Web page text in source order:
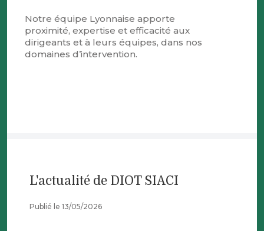
Notre équipe Lyonnaise apporte
proximité, expertise et efficacité aux
dirigeants et à leurs équipes, dans nos
domaines d’intervention.
L'actualité de DIOT SIACI
Publié le 13/05/2026